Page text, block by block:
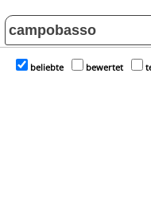
beliebte bewertet